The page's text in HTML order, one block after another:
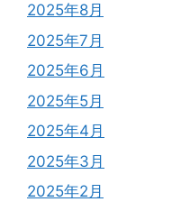
2025年8月
2025年7月
2025年6月
2025年5月
2025年4月
2025年3月
2025年2月